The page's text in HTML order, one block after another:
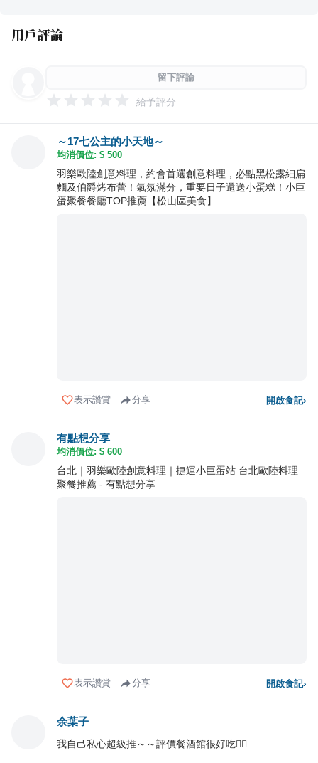
用戶評論
留下評論
給予評分
～17七公主的小天地～
均消價位: $ 500
羽樂歐陸創意料理，約會首選創意料理，必點黑松露細扁
麵及伯爵烤布蕾！氣氛滿分，重要日子還送小蛋糕！小巨
蛋聚餐餐廳TOP推薦【松山區美食】
表示讚賞 分享 開啟食記›
有點想分享
均消價位: $ 600
台北｜羽樂歐陸創意料理｜捷運小巨蛋站 台北歐陸料理
聚餐推薦 - 有點想分享
表示讚賞 分享 開啟食記›
余葉子
我自己私心超級推～～評價餐酒館很好吃👍🏻